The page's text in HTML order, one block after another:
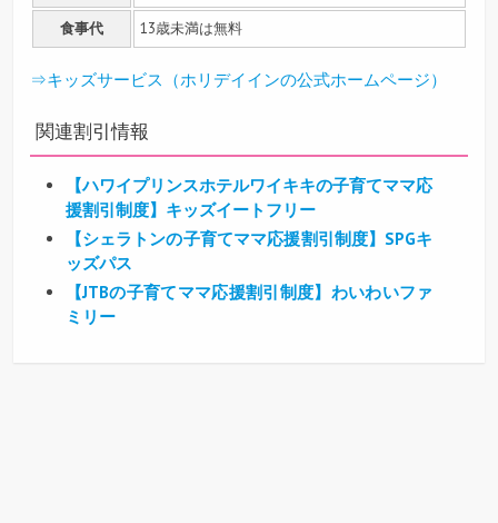
食事代 13歳未満は無料
⇒キッズサービス（ホリデイインの公式ホームページ）
関連割引情報
【ハワイプリンスホテルワイキキの子育てママ応
援割引制度】キッズイートフリー
【シェラトンの子育てママ応援割引制度】SPGキ
ッズパス
【JTBの子育てママ応援割引制度】わいわいファ
ミリー